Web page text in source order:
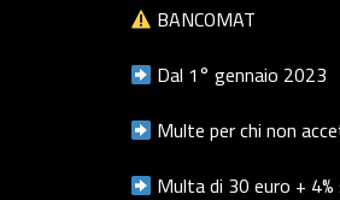
BANCOMAT
Dal 1° gennaio 2023
Multe per chi non
Multa di 30 euro +